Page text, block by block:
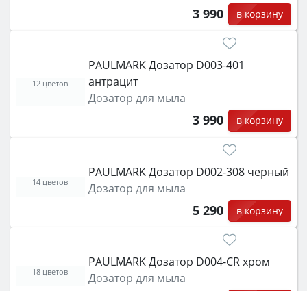
3 990 в корзину
PAULMARK Дозатор D003-401
антрацит
Дозатор для мыла
3 990 в корзину
12 цветов
PAULMARK Дозатор D002-308 черный
Дозатор для мыла
5 290 в корзину
14 цветов
PAULMARK Дозатор D004-CR хром
Дозатор для мыла
18 цветов